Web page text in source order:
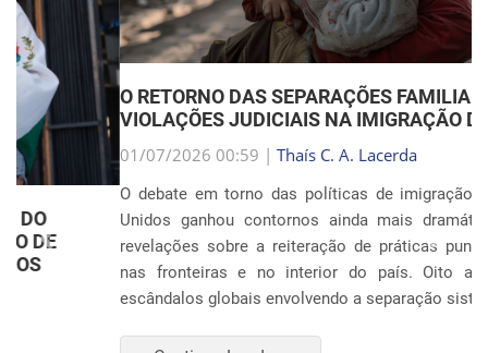
O RETORNO DAS SEPARAÇÕES FAMILIARES:
VIOLAÇÕES JUDICIAIS NA IMIGRAÇÃO DOS EUA
01/07/2026 00:59 |Thaís C. A. Lacerda
O debate em torno das políticas de imigração nos Estados
Unidos ganhou contornos ainda mais dramáticos com as
revelações sobre a reiteração de práticas punitivas severas
nas fronteiras e no interior do país. Oito anos após os
escândalos globais envolvendo a separação sistemática d...